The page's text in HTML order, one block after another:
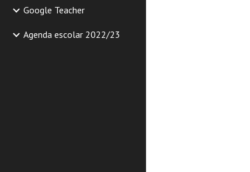
Google Teacher
Agenda escolar 2022/23